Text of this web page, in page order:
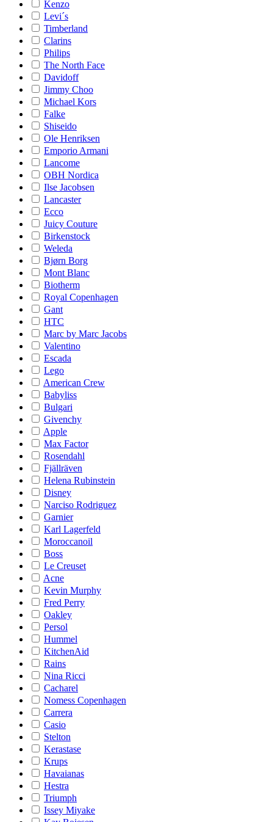
Kenzo
Levi´s
Timberland
Clarins
Philips
The North Face
Davidoff
Jimmy Choo
Michael Kors
Falke
Shiseido
Ole Henriksen
Emporio Armani
Lancome
OBH Nordica
Ilse Jacobsen
Lancaster
Ecco
Juicy Couture
Birkenstock
Weleda
Bjørn Borg
Mont Blanc
Biotherm
Royal Copenhagen
Gant
HTC
Marc by Marc Jacobs
Valentino
Escada
Lego
American Crew
Babyliss
Bulgari
Givenchy
Apple
Max Factor
Rosendahl
Fjällräven
Helena Rubinstein
Disney
Narciso Rodriguez
Garnier
Karl Lagerfeld
Moroccanoil
Boss
Le Creuset
Acne
Kevin Murphy
Fred Perry
Oakley
Persol
Hummel
KitchenAid
Rains
Nina Ricci
Cacharel
Nomess Copenhagen
Carrera
Casio
Stelton
Kerastase
Krups
Havaianas
Hestra
Triumph
Issey Miyake